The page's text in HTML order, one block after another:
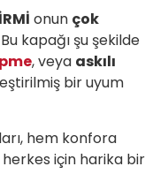
onun çok
kapağı şu şekilde
, veya askılı
bir uyum
hem konfora
için harika bir